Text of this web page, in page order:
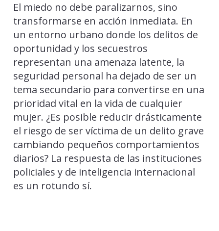
El miedo no debe paralizarnos, sino
transformarse en acción inmediata. En
un entorno urbano donde los delitos de
oportunidad y los secuestros
representan una amenaza latente, la
seguridad personal ha dejado de ser un
tema secundario para convertirse en una
prioridad vital en la vida de cualquier
mujer. ¿Es posible reducir drásticamente
el riesgo de ser víctima de un delito grave
cambiando pequeños comportamientos
diarios? La respuesta de las instituciones
policiales y de inteligencia internacional
es un rotundo sí.